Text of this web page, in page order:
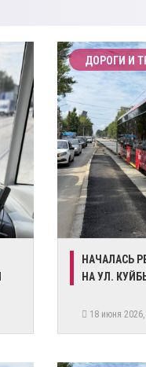
ДОРОГИ И
​НАЧАЛАСЬ
НА УЛ.
18 июня